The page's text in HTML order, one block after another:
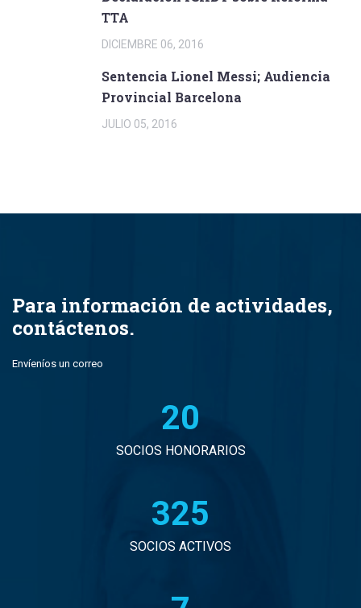
TTA
DICIEMBRE 06, 2016
Sentencia Lionel Messi; Audiencia
Provincial Barcelona
JULIO 05, 2016
Para información de actividades,
contáctenos.
Envíeníos un correo
21
SOCIOS HONORARIOS
332
SOCIOS ACTIVOS